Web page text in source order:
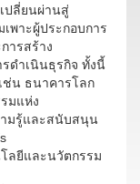
ปลี่ยนผ่านสู่
พาะผู้ประกอบการ
ารสร้าง
ดำเนินธุรกิจ ทั้งนี้
ช่น ธนาคารโลก
มแห่ง
ามรู้และสนับสนุน
ลยีและนวัตกรรม